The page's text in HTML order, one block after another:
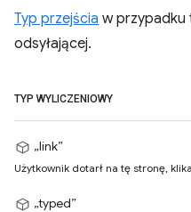
Typ przejścia w przypadku
odsyłającej.
TYP WYLICZENIOWY
„link”
Użytkownik dotarł na tę stronę,
„typed”